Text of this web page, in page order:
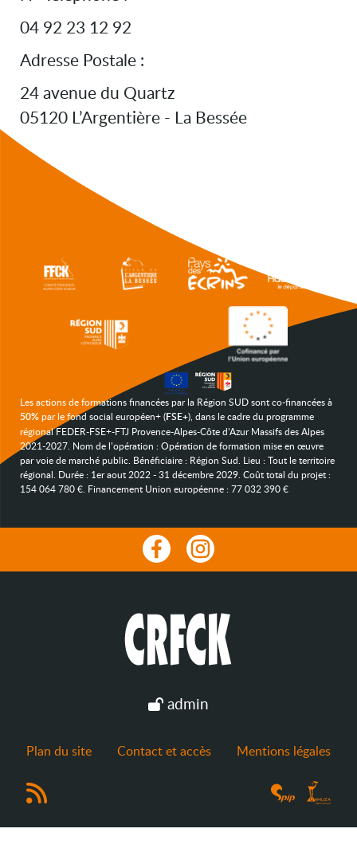
04 92 23 12 92
Adresse Postale :
24 avenue du Quartz
05120 L’Argentière - La Bessée
Les actions de formations financées par la Région SUD sont co-financées à
50%par le fond social européen+ (FSE+), dans le cadre du programme
régional FEDER-FSE+-FTJ Provence-Alpes-Côte d’Azur Massifs des Alpes
2021-2027. Nom de l’opération : Opération de formation mise en œuvre
par voie de marché public. Bénéficiaire : Région Sud. Lieu : Tout le territoire
régional. Durée : 1er aout 2022 - 31 décembre 2029. Coût total du projet :
154 064 780 €. Financement Union européenne : 77 032 390 €
admin
Plan du site Contact et accès Mentions légales